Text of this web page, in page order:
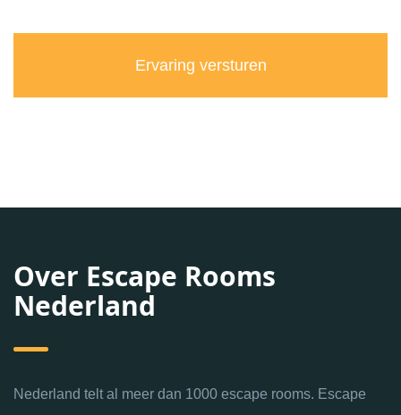
Over Escape Rooms
Nederland
Nederland telt al meer dan 1000 escape rooms. Escape